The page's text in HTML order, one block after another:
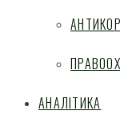
АНАЛІТИКА